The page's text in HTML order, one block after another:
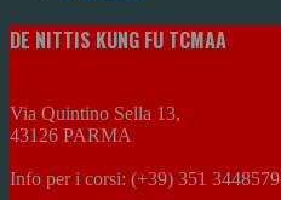
DE NITTIS KUNG FU TCMAA
Via Quintino Sella 13,
43126 PARMA
Info per i corsi: (+39) 351 3448579